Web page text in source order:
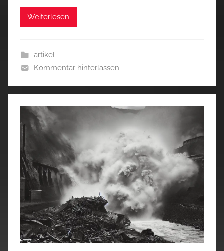
Weiterlesen
artikel
Kommentar hinterlassen